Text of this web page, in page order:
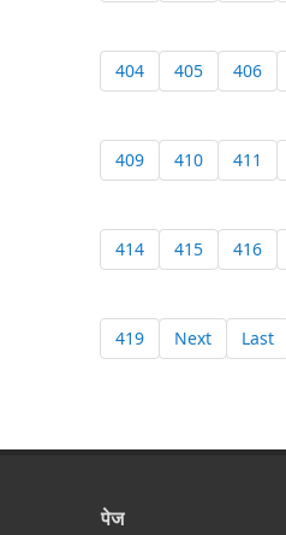
404 405 406
409 410 411
414 415 416
419 Next Last
पेज